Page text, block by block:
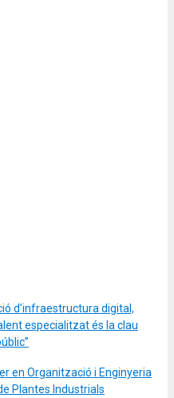
d’infraestructura digital,
especialitzat és la clau
en Organització i Enginyeria
Plantes Industrials